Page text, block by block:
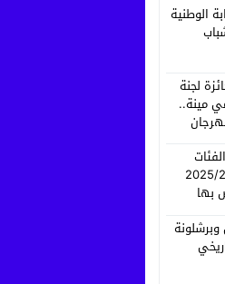
الوطنية
لجنة
مينة..
2025/2024
بها